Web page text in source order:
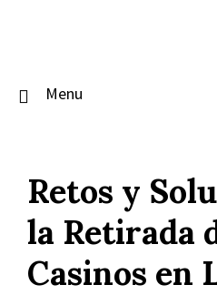
Menu
Retos y
la Retirada
Casinos en